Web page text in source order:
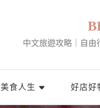
中文旅遊攻略｜自由
美食人生 好店好